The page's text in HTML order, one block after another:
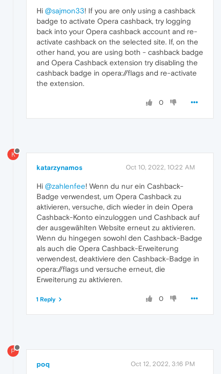
Hi @sajmon33! If you are only using a cashback
badge to activate Opera cashback, try logging
back into your Opera cashback account and re-
activate cashback on the selected site. If, on the
other hand, you are using both - cashback badge
and Opera Cashback extension try disabling the
cashback badge in opera://flags and re-activate
the extension.
0
K
katarzynamos Oct 10, 2022, 10:22 AM
Hi @zahlenfee! Wenn du nur ein Cashback-
Badge verwendest, um Opera Cashback zu
aktivieren, versuche, dich wieder in dein Opera
Cashback-Konto einzuloggen und Cashback auf
der ausgewählten Website erneut zu aktivieren.
Wenn du hingegen sowohl den Cashback-Badge
als auch die Opera Cashback-Erweiterung
verwendest, deaktiviere den Cashback-Badge in
opera://flags und versuche erneut, die
Erweiterung zu aktivieren.
0
1 Reply
P
poq Oct 12, 2022, 3:16 PM